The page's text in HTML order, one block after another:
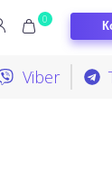
0
Viber